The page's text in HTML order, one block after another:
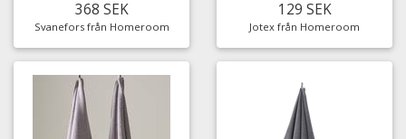
368 SEK
Svanefors från Homeroom
129 SEK
Jotex från Homeroom